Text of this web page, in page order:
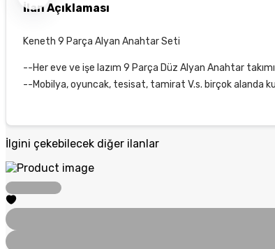
İlan Açıklaması
Keneth 9 Parça Alyan Anahtar Seti
--Her eve ve işe lazım 9 Parça Düz Alyan Anahtar
--Mobilya, oyuncak, tesisat, tamirat V.s. birçok alanda
İlgini çekebilecek diğer ilanlar